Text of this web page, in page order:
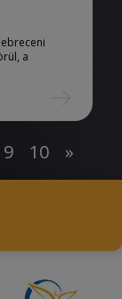
a
9 10 »